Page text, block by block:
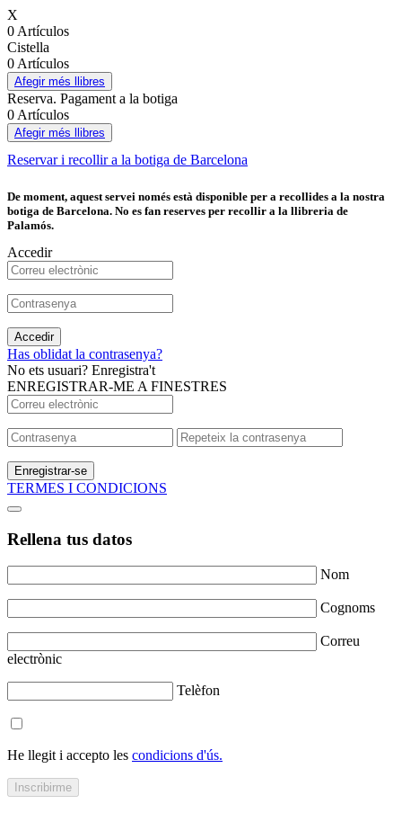
X
0 Artículos
Cistella
0 Artículos
Afegir més llibres
Reserva. Pagament a la botiga
0 Artículos
Afegir més llibres
Reservar i recollir a la botiga de Barcelona
De moment, aquest servei només està disponible per a recollides a la nostra
botiga de Barcelona. No es fan reserves per recollir a la llibreria de
Palamós.
Accedir
Accedir
Has oblidat la contrasenya?
No ets usuari? Enregistra't
ENREGISTRAR-ME A FINESTRES
Enregistrar-se
TERMES I CONDICIONS
Rellena tus datos
Nom
Cognoms
Correu
electrònic
Telèfon
He llegit i accepto les condicions d'ús.